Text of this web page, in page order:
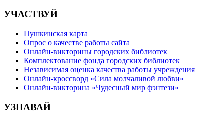
УЧАСТВУЙ
Пушкинская карта
Опрос о качестве работы сайта
Онлайн-викторины городских библиотек
Комплектование фонда городских библиотек
Независимая оценка качества работы учреждения
Онлайн-кроссворд «Сила молчаливой любви»
Онлайн-викторина «Чудесный мир фэнтези»
УЗНАВАЙ